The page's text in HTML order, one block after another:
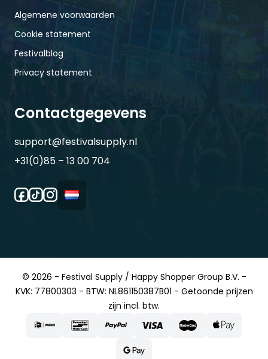
Algemene voorwaarden
Cookie statement
Festivalblog
Privacy statement
Contactgegevens
support@festivalsupply.nl
+31(0)85 – 13 00 704
© 2026 - Festival Supply / Happy Shopper Group B.V. -
KVK: 77800303 - BTW: NL861150387B01 - Getoonde prijzen
zijn incl. btw.